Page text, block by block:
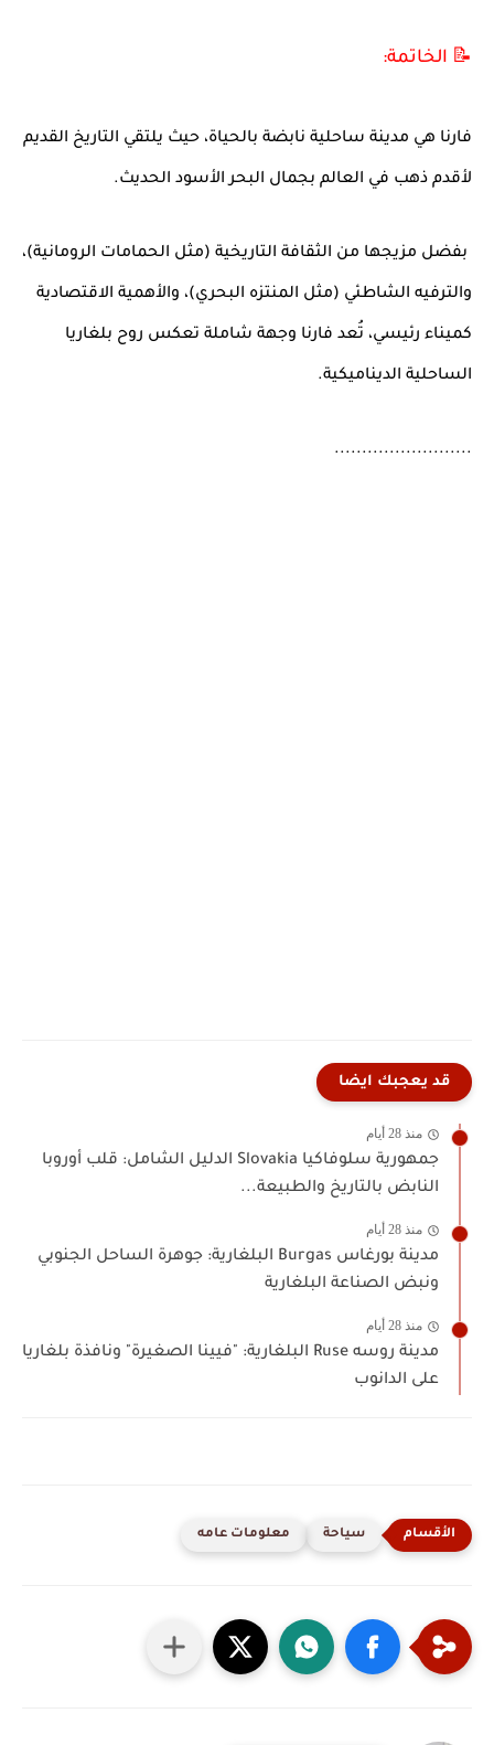
📝 الخاتمة:
فارنا هي مدينة ساحلية نابضة بالحياة، حيث يلتقي التاريخ القديم
لأقدم ذهب في العالم بجمال البحر الأسود الحديث.
بفضل مزيجها من الثقافة التاريخية (مثل الحمامات الرومانية)،
والترفيه الشاطئي (مثل المنتزه البحري)، والأهمية الاقتصادية
كميناء رئيسي، تُعد فارنا وجهة شاملة تعكس روح بلغاريا
الساحلية الديناميكية.
.........................
قد يعجبك ايضا
منذ 28 أيام
جمهورية سلوفاكيا Slovakia الدليل الشامل: قلب أوروبا
النابض بالتاريخ والطبيعة...
منذ 28 أيام
مدينة بورغاس Burgas البلغارية: جوهرة الساحل الجنوبي
ونبض الصناعة البلغارية
منذ 28 أيام
مدينة روسه Ruse البلغارية: "فيينا الصغيرة" ونافذة بلغاريا
على الدانوب
سياحة معلومات عامه